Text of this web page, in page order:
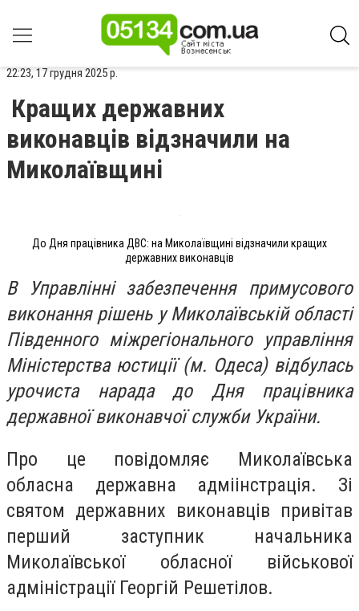
22:23, 17 грудня 2025 р.
Кращих державних
виконавців відзначили на
Миколаївщині
До Дня працівника ДВС: на Миколаївщині відзначили кращих
державних виконавців
В Управлінні забезпечення примусового
виконання рішень у Миколаївській області
Південного міжрегіонального управління
Міністерства юстиції (м. Одеса) відбулась
урочиста нарада до Дня працівника
державної виконавчої служби України.
Про це повідомляє Миколаївська
обласна державна адміінстрація. Зі
святом державних виконавців привітав
перший заступник начальника
Миколаївської обласної військової
адміністрації Георгій Решетілов.